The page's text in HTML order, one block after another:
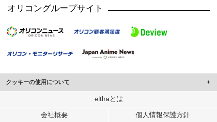
オリコングループサイト
クッキーの使用について
このサイトでは Cookie を使用して、ユーザーに合わせたコンテンツや広告の
行っています。
elthaとは
会社概要 個人情報保護方針